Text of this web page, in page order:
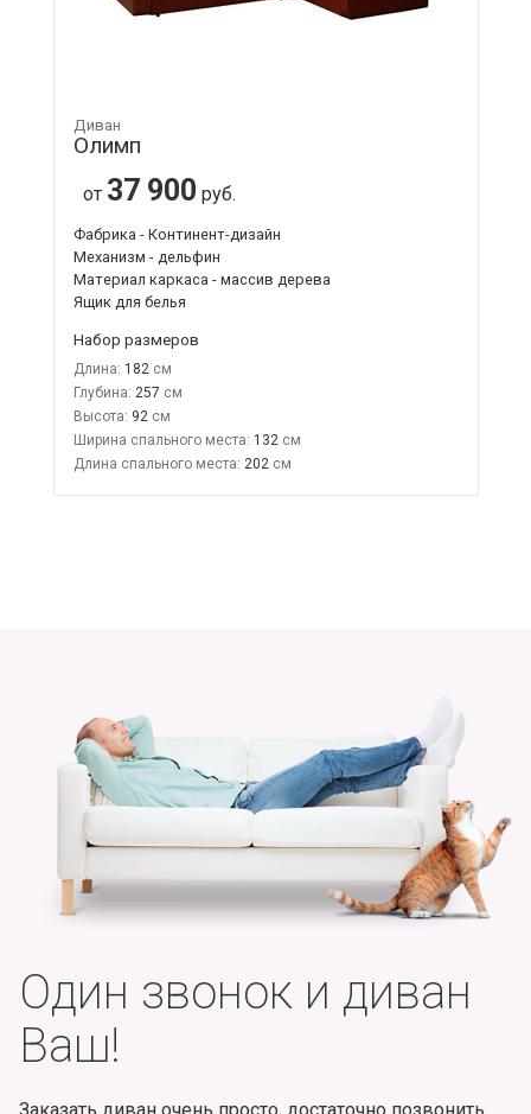
Диван
Олимп
от 37 900 руб.
Фабрика - Континент-дизайн
Механизм - дельфин
Материал каркаса - массив дерева
Ящик для белья
Набор размеров
Длина: 182
Глубина: 257
Высота: 92
Ширина спального места: 132
Длина спального места: 202
Один звонок и диван
Ваш!